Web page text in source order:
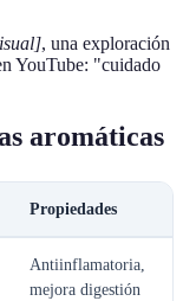
, una exploración
YouTube: "cuidado
aromáticas
Propiedades
Antiinflamatoria,
mejora digestión